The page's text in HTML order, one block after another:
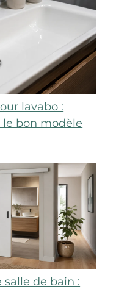
lavabo :
bon modèle
salle de bain :